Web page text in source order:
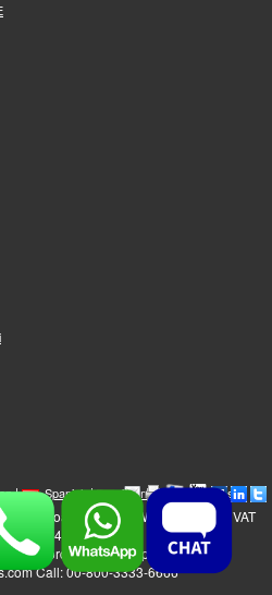
| Spanish| German| Swedish|
Road, SW20 0LW London, UK - VAT
GB 984488553
- Support Email:
Call: 00-800-3333-6666